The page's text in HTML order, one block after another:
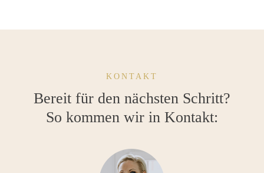
KONTAKT
Bereit für den nächsten Schritt?
So kommen wir in Kontakt: